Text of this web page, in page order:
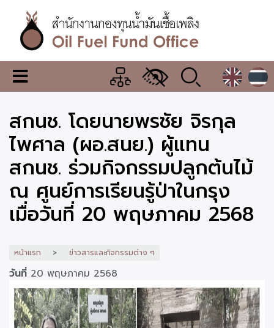
เนื้อหา
หลักสำนักงาน
กองทุน
น้ำมัน
เชื้อ
เพลิง
เมนู
เปลี่ยน
แสดง
ผล
สกนช. โดยนายพรชัย จิรกุล
ไพศาล (ผอ.สนย.) ผู้แทน
สกนช. ร่วมกิจกรรมปลูกต้นไม้
ณ ศูนย์การเรียนรู้ป่าในกรุง
เมื่อวันที่ 20 พฤษภาคม 2568
หน้าแรก ข่าวสารและกิจกรรมต่าง ๆ
วันที่ 20 พฤษภาคม 2568